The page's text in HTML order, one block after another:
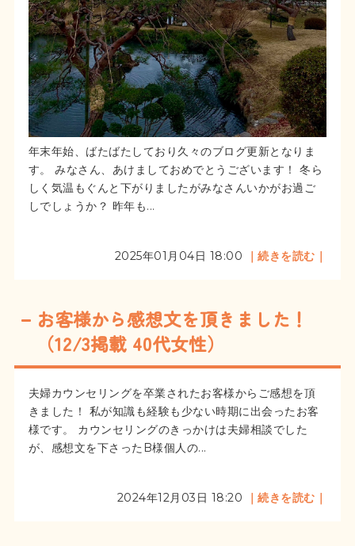
年末年始、ばたばたしており久々のブログ更新となりま
す。 みなさん、あけましておめでとうございます！ 冬ら
しく気温もぐんと下がりましたがみなさんいかがお過ご
しでしょうか？ 昨年も...
2025年01月04日 18:00 ｜続きを読む｜
お客様から感想文を頂きました！
（12/3掲載 40代女性）
夫婦カウンセリングを卒業されたお客様からご感想を頂
きました！ 私が知識も経験も少ない時期に出会ったお客
様です。 カウンセリングのきっかけは夫婦相談でした
が、感想文を下さったB様個人の...
2024年12月03日 18:20 ｜続きを読む｜